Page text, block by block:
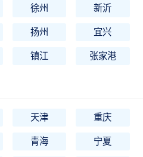
徐州 新沂
扬州 宜兴
镇江 张家港
天津 重庆
青海 宁夏